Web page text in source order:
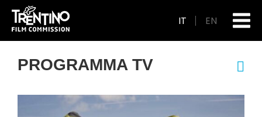
IT EN
PROGRAMMA TV